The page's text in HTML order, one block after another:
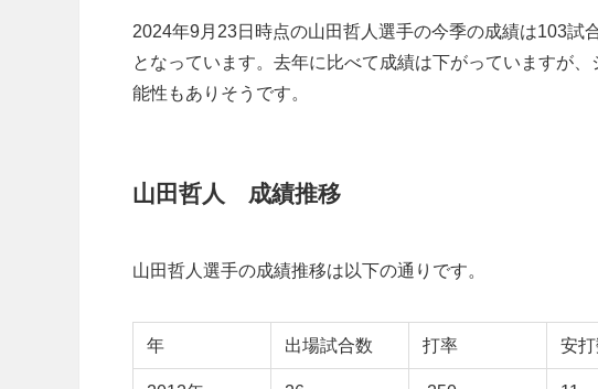
2024年9月23日時点の山田哲人選手の今季の成績は103試
となっています。去年に比べて成績は下がっていますが
能性もありそうです。
山田哲人 成績推移
山田哲人選手の成績推移は以下の通りです。
年 出場試合数 打率 安